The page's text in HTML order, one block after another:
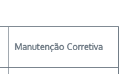
Manutenção Corretiva